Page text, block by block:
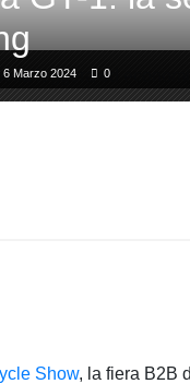
6 Marzo 2024 0
Show, la fiera B2B